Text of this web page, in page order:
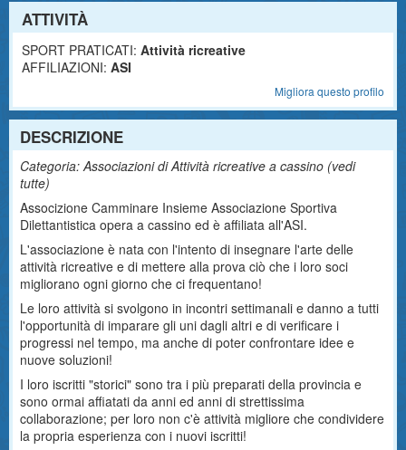
ATTIVITÀ
SPORT PRATICATI: Attività ricreative
AFFILIAZIONI: ASI
Migliora questo profilo
DESCRIZIONE
Categoria: Associazioni di Attività ricreative a cassino (vedi
tutte)
Associzione Camminare Insieme Associazione Sportiva
Dilettantistica opera a cassino ed è affiliata all'ASI.
L'associazione è nata con l'intento di insegnare l'arte delle
attività ricreative e di mettere alla prova ciò che i loro soci
migliorano ogni giorno che ci frequentano!
Le loro attività si svolgono in incontri settimanali e danno a tutti
l'opportunità di imparare gli uni dagli altri e di verificare i
progressi nel tempo, ma anche di poter confrontare idee e
nuove soluzioni!
I loro iscritti "storici" sono tra i più preparati della provincia e
sono ormai affiatati da anni ed anni di strettissima
collaborazione; per loro non c'è attività migliore che condividere
la propria esperienza con i nuovi iscritti!